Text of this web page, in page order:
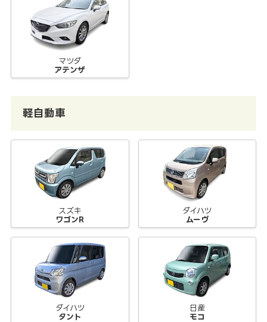
マツダ
アテンザ
軽自動車
スズキ
ワゴンR
ダイハツ
ムーヴ
ダイハツ
タント
日産
モコ